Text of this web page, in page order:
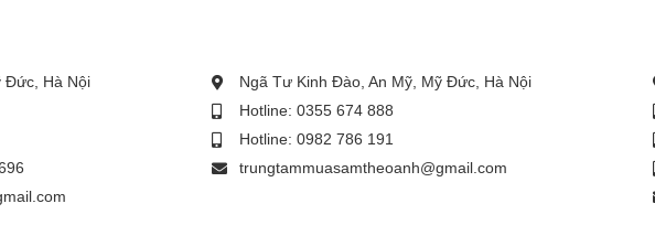
Đức, Hà Nội
Ngã Tư Kinh Đào, An Mỹ, Mỹ Đức, Hà Nội
Hotline: 0355 674 888
Hotline: 0982 786 191
trungtammuasamtheoanh@gmail.com